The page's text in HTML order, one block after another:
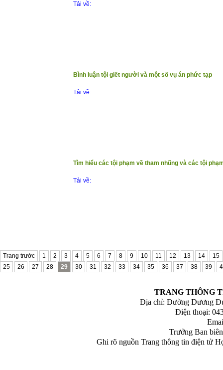
Tải về:
Bình luận tội giết người và một số vụ án phức tạp
Tải về:
Tìm hiểu các tội phạm về tham nhũng và các tội
Tải về:
Trang trước 1 2 3 4 5 6 7 8 9 10 11 12 13 14
15
25
26 27 28 29 30 31 32 33 34 35 36 37 38 39
TRANG THÔNG
Địa chỉ: Đường Dương
Điện thoại:
Trưởng Ban
Ghi rõ nguồn Trang thông tin điện tử